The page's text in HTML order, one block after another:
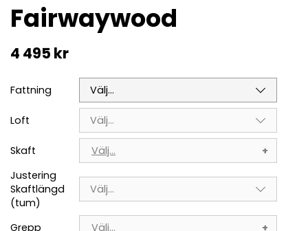
Fairwaywood
4 495 kr
Fattning Välj...
Loft Välj...
Skaft
Välj...
Justering
Skaftlängd
(tum)
Välj...
Grepp
Välj...